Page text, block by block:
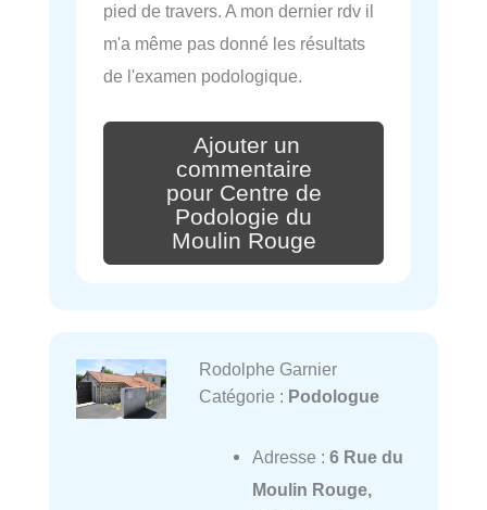
pied de travers. A mon dernier rdv il
m'a même pas donné les résultats
de l'examen podologique.
Ajouter un
commentaire
pour Centre de
Podologie du
Moulin Rouge
Rodolphe Garnier
Catégorie : Podologue
Adresse : 6 Rue du
Moulin Rouge,